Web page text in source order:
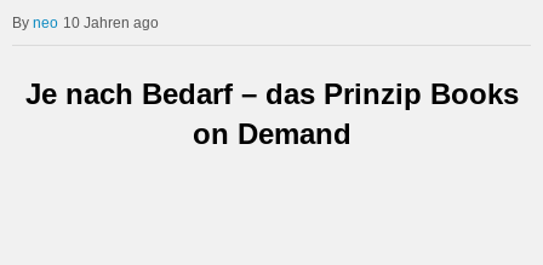
neo 10 Jahren ago
Je nach Bedarf – das Prinzip Books
on Demand